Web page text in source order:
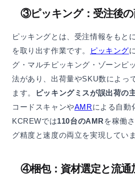
③ピッキング：受注後の
ピッキングとは、受注情報をもと
を取り出す作業です。
ピッキング
グ・マルチピッキング・ゾーンピ
法があり、出荷量やSKU数によっ
ます。
ピッキングミスが誤出荷の
コードスキャンやAMRによる自動
KCREWでは110台のAMR を稼働
グ精度と速度の両立を実現していま
④梱包：資材選定と流通